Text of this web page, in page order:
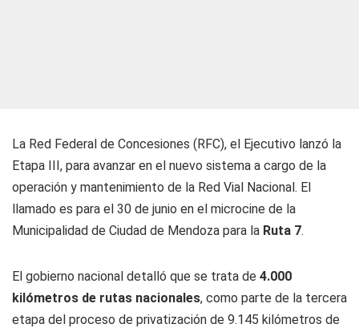
La Red Federal de Concesiones (RFC), el Ejecutivo lanzó la
Etapa III, para avanzar en el nuevo sistema a cargo de la
operación y mantenimiento de la Red Vial Nacional. El
llamado es para el 30 de junio en el microcine de la
Municipalidad de Ciudad de Mendoza para la Ruta 7.
El gobierno nacional detalló que se trata de 4.000
kilómetros de rutas nacionales, como parte de la tercera
etapa del proceso de privatización de 9.145 kilómetros de